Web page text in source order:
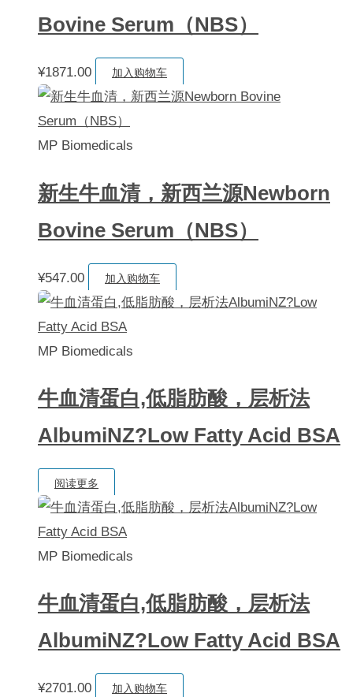
Bovine Serum（NBS）
¥1871.00 加入购物车
MP Biomedicals
新生牛血清，新西兰源Newborn
Bovine Serum（NBS）
¥547.00 加入购物车
MP Biomedicals
牛血清蛋白,低脂肪酸，层析法
AlbumiNZ?Low Fatty Acid BSA
阅读更多
MP Biomedicals
牛血清蛋白,低脂肪酸，层析法
AlbumiNZ?Low Fatty Acid BSA
¥2701.00 加入购物车